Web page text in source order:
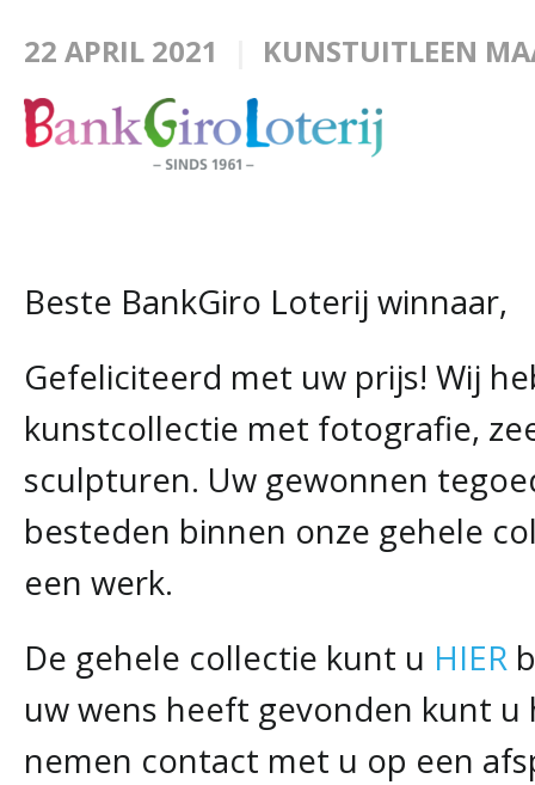
22 APRIL 2021 KUNSTUITLEEN
Beste BankGiro Loterij winnaar,
Gefeliciteerd met uw prijs! Wij
kunstcollectie met fotografie,
sculpturen. Uw gewonnen
besteden binnen onze gehele
een werk.
De gehele collectie kunt u HIER
uw wens heeft gevonden kunt
nemen contact met u op een